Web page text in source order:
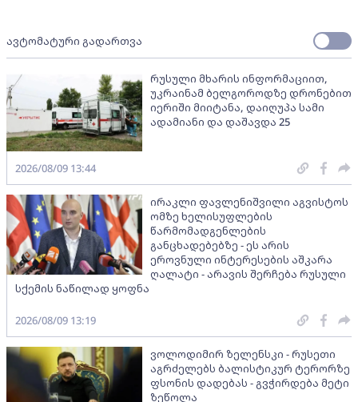
ავტომატური გადართვა
რუსული მხარის ინფორმაციით,
უკრაინამ ბელგოროდზე დრონებით
იერიში მიიტანა, დაიღუპა სამი
ადამიანი და დაშავდა 25
2026/08/09 13:44
ირაკლი ფავლენიშვილი აგვისტოს
ომზე ხელისუფლების
წარმომადგენლების
განცხადებებზე - ეს არის
ეროვნული ინტერესების აშკარა
ღალატი - არავის შერჩება რუსული
სქემის ნაწილად ყოფნა
2026/08/09 13:19
ვოლოდიმირ ზელენსკი - რუსეთი
აგრძელებს ბალისტიკურ ტერორზე
ფსონის დადებას - გვჭირდება მეტი
ზეწოლა